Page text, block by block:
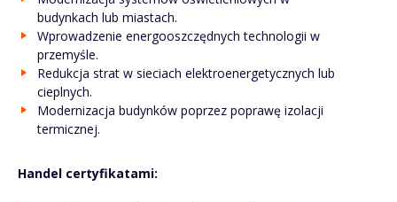
budynkach lub miastach.
Wprowadzenie energooszczędnych technologii w
przemyśle.
Redukcja strat w sieciach elektroenergetycznych lub
cieplnych.
Modernizacja budynków poprzez poprawę izolacji
termicznej.
Handel certyfikatami: